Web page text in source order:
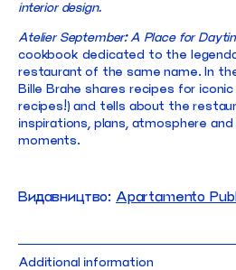
interior design.
Atelier September: A Place for
cookbook dedicated to the
restaurant of the same name. In
Bille Brahe shares recipes for
recipes!) and tells about the
inspirations, plans, atmosphere
moments.
Видавництво: Apartamento
Additional information